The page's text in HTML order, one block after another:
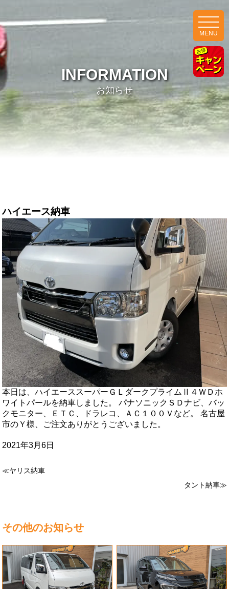
MENU
INFORMATION
お知らせ
ハイエース納車
本日は、ハイエーススーパーＧＬダークプライムⅡ４ＷＤホ
ワイトパールを納車しました。 パナソニックＳＤナビ、バッ
クモニター、ＥＴＣ、ドラレコ、ＡＣ１００Ｖなど。 名古屋
市のＹ様、ご注文ありがとうございました。
2021年3月6日
≪ヤリス納車
タント納車≫
その他のお知らせ